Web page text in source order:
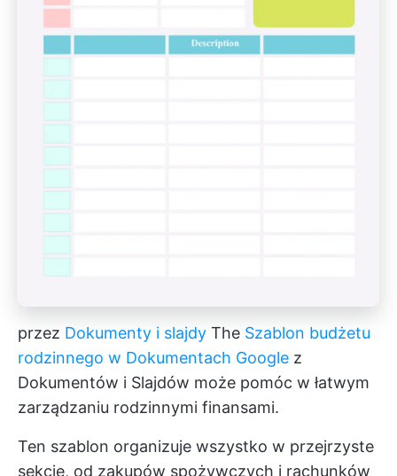
przez Dokumenty i slajdy The Szablon budżetu
rodzinnego w Dokumentach Google z
Dokumentów i Slajdów może pomóc w łatwym
zarządzaniu rodzinnymi finansami.
Ten szablon organizuje wszystko w przejrzyste
sekcje, od zakupów spożywczych i rachunków